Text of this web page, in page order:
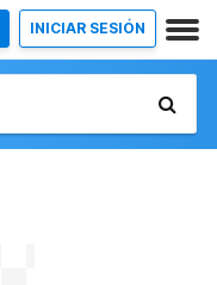
INICIAR SESIÓN